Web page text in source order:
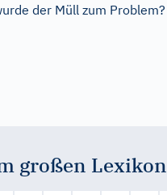
der Müll zum Problem?
großen Lexikon